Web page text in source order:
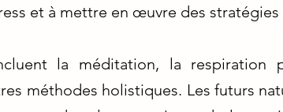
et à mettre en œuvre des
la méditation, la respiration
méthodes holistiques. Les futurs